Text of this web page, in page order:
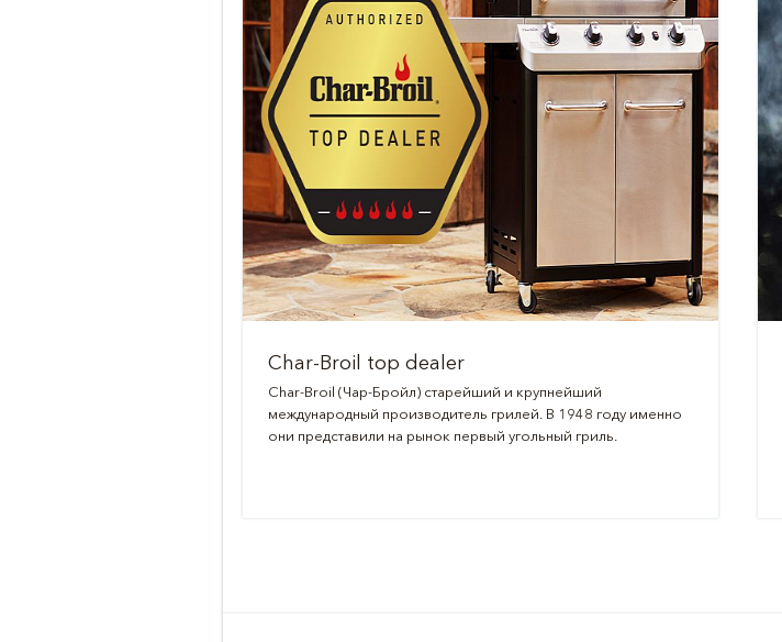
Char-Broil top dealer
Char-Broil (Чар-Бройл) старейший и крупнейший
международный производитель грилей. В 1948 году именно
они представили на рынок первый угольный гриль.